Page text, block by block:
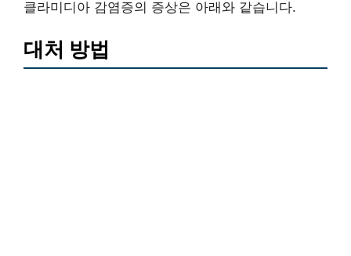
클라미디아 감염증의 증상은 아래와 같습니다.
대처 방법